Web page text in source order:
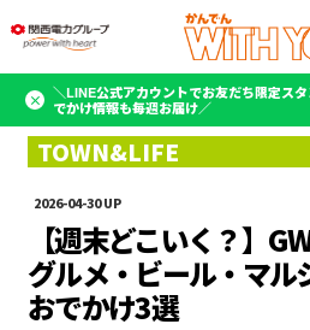
＼LINE公式アカウントでお友だち限定ス
でかけ情報も毎週お届け／
2026-04-30
【週末どこいく？】
グルメ・ビール・マル
おでかけ3選